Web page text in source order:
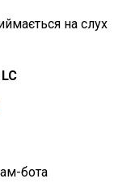
на слух
бота